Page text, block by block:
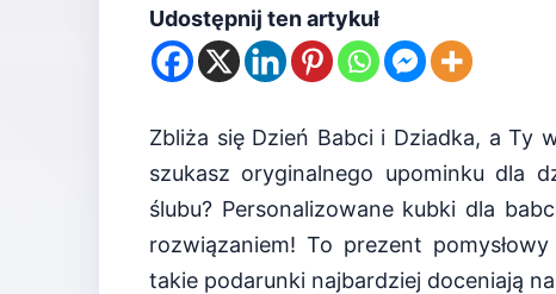
Udostępnij ten artykuł
Zbliża się Dzień Babci i Dziadka, a Ty
szukasz oryginalnego upominku dla
ślubu? Personalizowane kubki dla
rozwiązaniem! To prezent
takie podarunki najbardziej doceniają